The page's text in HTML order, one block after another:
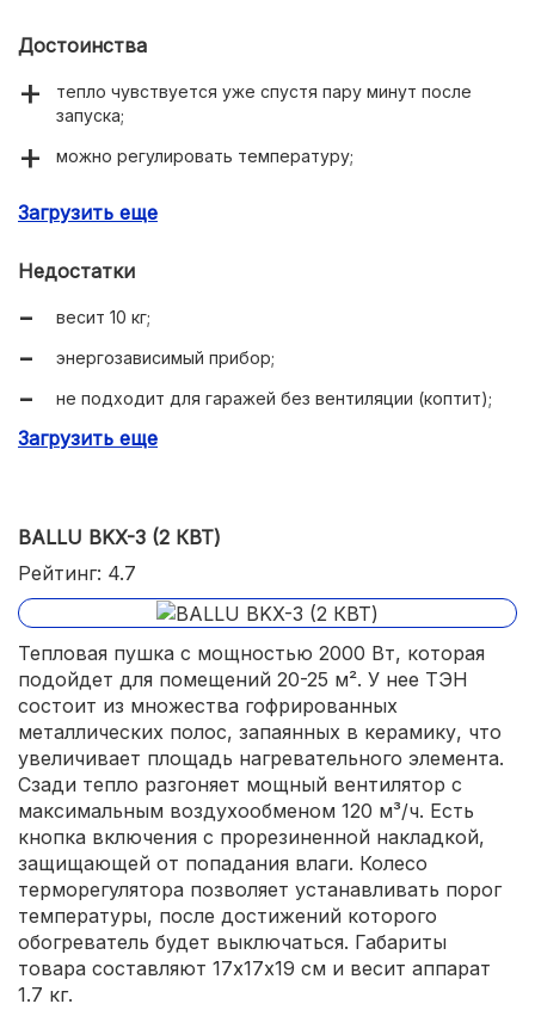
Достоинства
тепло чувствуется уже спустя пару минут после
запуска;
можно регулировать температуру;
Загрузить еще
Недостатки
весит 10 кг;
энергозависимый прибор;
не подходит для гаражей без вентиляции (коптит);
периодически требует замены воздушного фильтра.
Загрузить еще
BALLU BKX-3 (2 КВТ)
Рейтинг: 4.7
Тепловая пушка с мощностью 2000 Вт, которая
подойдет для помещений 20-25 м². У нее ТЭН
состоит из множества гофрированных
металлических полос, запаянных в керамику, что
увеличивает площадь нагревательного элемента.
Сзади тепло разгоняет мощный вентилятор с
максимальным воздухообменом 120 м³/ч. Есть
кнопка включения с прорезиненной накладкой,
защищающей от попадания влаги. Колесо
терморегулятора позволяет устанавливать порог
температуры, после достижений которого
обогреватель будет выключаться. Габариты
товара составляют 17х17х19 см и весит аппарат
1.7 кг.